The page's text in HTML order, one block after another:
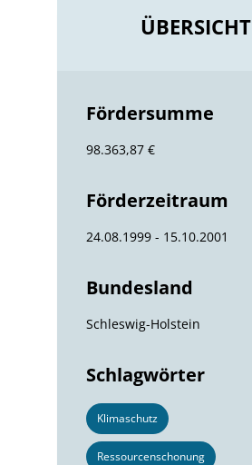
ÜBERSICHT
Fördersumme
98.363,87 €
Förderzeitraum
24.08.1999 - 15.10.2001
Bundesland
Schleswig-Holstein
Schlagwörter
Klimaschutz
Ressourcenschonung